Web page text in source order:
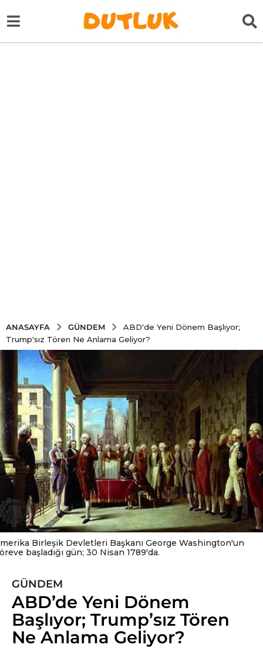
ANASAYFA GÜNDEM
ABD'de Yeni Dönem Başlıyor;
Trump'sız Tören Ne Anlama Geliyor?
Birleşik Devletleri Başkanı George Washington'un
başladığı gün; 30 Nisan 1789'da.
6
y
ı
l
ö
GÜNDEM
ABD’de Yeni Dönem
Başlıyor; Trump’sız Tören
Ne Anlama Geliyor?